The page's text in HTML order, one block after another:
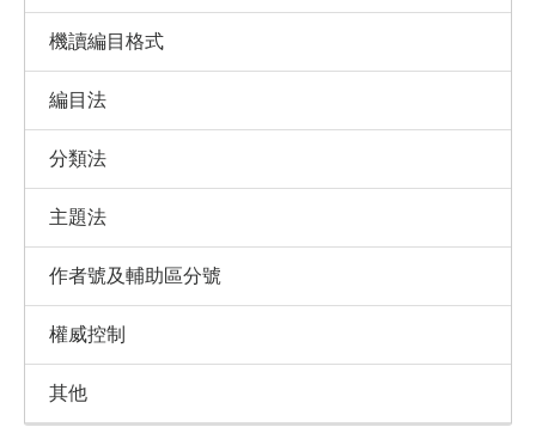
機讀編目格式
編目法
分類法
主題法
作者號及輔助區分號
權威控制
其他